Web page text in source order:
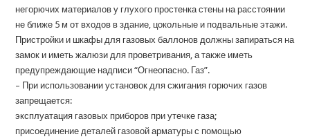
негорючих материалов у глухого простенка стены на расстоянии
не ближе 5 м от входов в здание, цокольные и подвальные этажи.
Пристройки и шкафы для газовых баллонов должны запираться на
замок и иметь жалюзи для проветривания, а также иметь
предупреждающие надписи “Огнеопасно. Газ”.
– При использовании установок для сжигания горючих газов
запрещается:
эксплуатация газовых приборов при утечке газа;
присоединение деталей газовой арматуры с помощью